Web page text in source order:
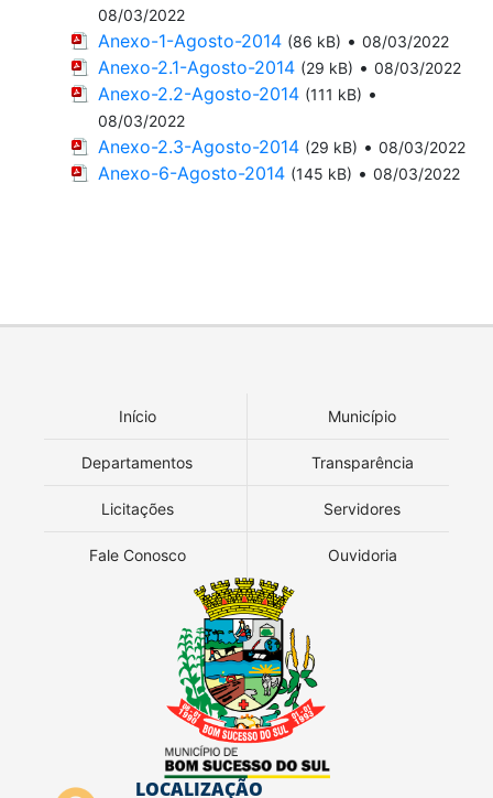
08/03/2022
Anexo-1-Agosto-2014 (86 kB) • 08/03/2022
Anexo-2.1-Agosto-2014 (29 kB) • 08/03/2022
Anexo-2.2-Agosto-2014 (111 kB) •
08/03/2022
Anexo-2.3-Agosto-2014 (29 kB) • 08/03/2022
Anexo-6-Agosto-2014 (145 kB) • 08/03/2022
Início Município
Departamentos Transparência
Licitações Servidores
Fale Conosco Ouvidoria
LOCALIZAÇÃO